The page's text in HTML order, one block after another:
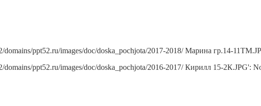
domains/ppt52.ru/images/doc/doska_pochjota/2017-2018/ Марина гр.14-
domains/ppt52.ru/images/doc/doska_pochjota/2016-2017/ Кирилл 15-2К.JPG':